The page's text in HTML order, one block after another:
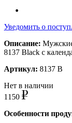
Уведомить о
Описание:
8137 Black с
Артикул: 8137 B
Нет в наличии
1150
Особенности